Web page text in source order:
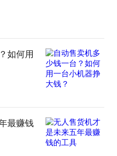
如何用
最赚钱